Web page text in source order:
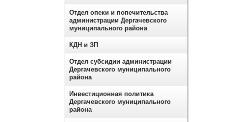
Отдел опеки и попечительства
администрации Дергачевского
муниципального района
КДН и ЗП
Отдел субсидии администрации
Дергачевского муниципального
района
Инвестиционная политика
Дергачевского муниципального
района